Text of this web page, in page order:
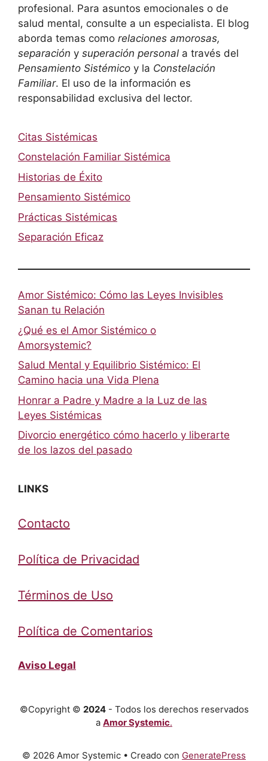
profesional. Para asuntos emocionales o de
salud mental, consulte a un especialista. El blog
aborda temas como relaciones amorosas,
separación y superación personal a través del
Pensamiento Sistémico y la Constelación
Familiar. El uso de la información es
responsabilidad exclusiva del lector.
Citas Sistémicas
Constelación Familiar Sistémica
Historias de Éxito
Pensamiento Sistémico
Prácticas Sistémicas
Separación Eficaz
Amor Sistémico: Cómo las Leyes Invisibles
Sanan tu Relación
¿Qué es el Amor Sistémico o
Amorsystemic?
Salud Mental y Equilibrio Sistémico: El
Camino hacia una Vida Plena
Honrar a Padre y Madre a la Luz de las
Leyes Sistémicas
Divorcio energético cómo hacerlo y liberarte
de los lazos del pasado
LINKS
Contacto
Política de Privacidad
Términos de Uso
Política de Comentarios
Aviso Legal
©Copyright © 2024- Todos los derechos reservados
a Amor Systemic.
© 2026 Amor Systemic • Creado con GeneratePress